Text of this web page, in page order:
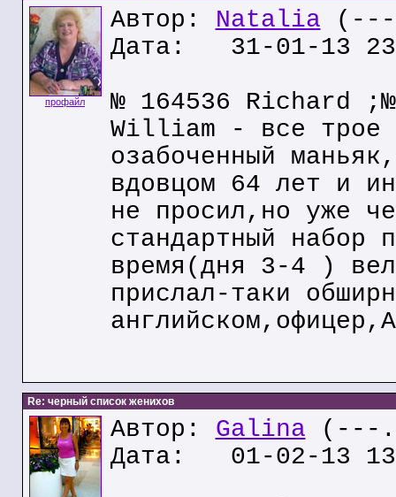
профайл
Автор: Natalia (---
Дата: 31-01-13
№ 164536 Richard
William - все трое
озабоченный
вдовцом 64 лет и
не просил,но уже
стандартный набор
время(дня 3-4 )
прислал-таки
Re: черный список женихов
Автор: Galina (---
Дата: 01-02-13